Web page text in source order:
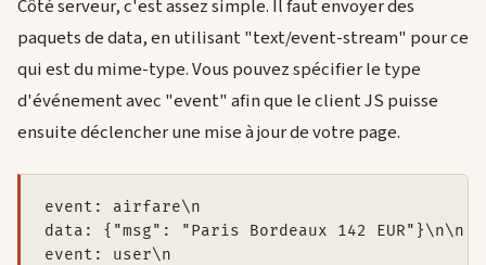
Côté serveur, c'est assez simple. Il faut envoyer des
paquets de data, en utilisant "text/event-stream" pour ce
qui est du mime-type. Vous pouvez spécifier le type
d'événement avec "event" afin que le client JS puisse
ensuite déclencher une mise à jour de votre page.
event: airfare\n
data: {"msg": "Paris Bordeaux 142 EUR"}\n\n
event: user\n